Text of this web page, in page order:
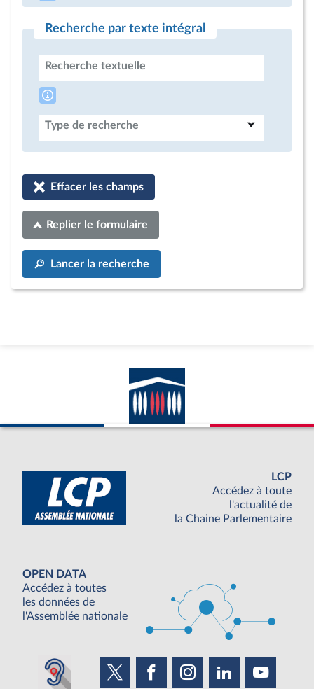
Recherche par texte intégral
Recherche textuelle
Type de recherche
Effacer les champs
Replier le formulaire
Lancer la recherche
LCP
Accédez à toute
l'actualité de
la Chaine Parlementaire
OPEN DATA
Accédez à toutes
les données de
l'Assemblée nationale